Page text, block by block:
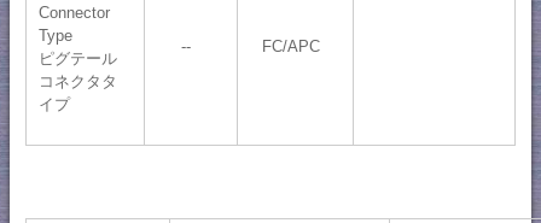
Connector
Type
ピグテール
コネクタタ
イプ
-- FC/APC